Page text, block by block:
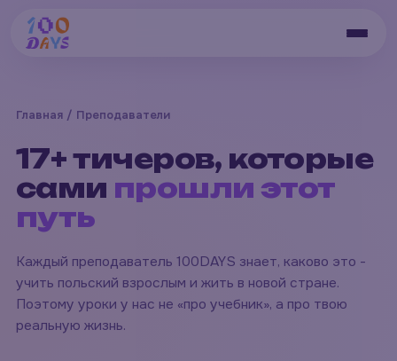
Главная / Преподаватели
17+ тичеров, которые
сами прошли этот
путь
Каждый преподаватель 100DAYS знает, каково это -
учить польский взрослым и жить в новой стране.
Поэтому уроки у нас не «про учебник», а про твою
реальную жизнь.